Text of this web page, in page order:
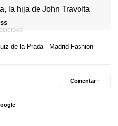
la hija de John Travolta
de la Prada
Madrid Fashion
Comentar ·